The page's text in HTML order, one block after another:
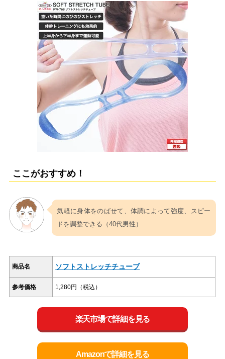
ここがおすすめ！
気軽に身体をのばせて、体調によって強度、スピー
ドを調整できる（40代男性）
商品名 ソフトストレッチチューブ
参考価格 1,280円（税込）
楽天市場で詳細を見る
Amazonで詳細を見る